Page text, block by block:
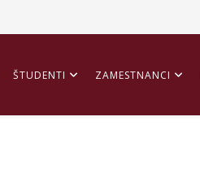
ŠTUDENTI ZAMESTNANCI